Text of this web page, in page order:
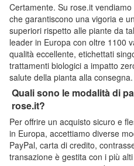
Certamente. Su rose.it
che garantiscono una vigoria e
superiori rispetto alle piante da
leader in Europa con oltre 1100
qualità eccellente, etichettati
trattamenti biologici a impatto
salute della pianta alla consegna.
Quali sono le modalità di
rose.it?
Per offrire un acquisto sicuro e
in Europa, accettiamo diverse
PayPal, carta di credito,
transazione è gestita con i più